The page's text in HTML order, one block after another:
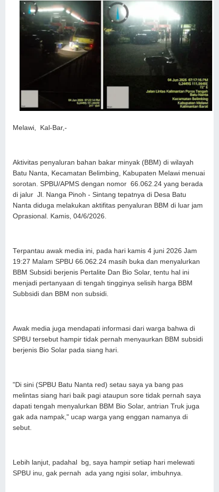
Melawi, Kal-Bar,-
Aktivitas penyaluran bahan bakar minyak (BBM) di wilayah
Batu Nanta, Kecamatan Belimbing, Kabupaten Melawi menuai
sorotan. SPBU/APMS dengan nomor 66.062.24 yang berada
di jalur Jl. Nanga Pinoh - Sintang tepatnya di Desa Batu
Nanta diduga melakukan aktifitas penyaluran BBM di luar jam
Oprasional. Kamis, 04/6/2026.
Terpantau awak media ini, pada hari kamis 4 juni 2026 Jam
19:27 Malam SPBU 66.062.24 masih buka dan menyalurkan
BBM Subsidi berjenis Pertalite Dan Bio Solar, tentu hal ini
menjadi pertanyaan di tengah tingginya selisih harga BBM
Subbsidi dan BBM non subsidi.
Awak media juga mendapati informasi dari warga bahwa di
SPBU tersebut hampir tidak pernah menyaurkan BBM subsidi
berjenis Bio Solar pada siang hari.
"Di sini (SPBU Batu Nanta red) setau saya ya bang pas
melintas siang hari baik pagi ataupun sore tidak pernah saya
dapati tengah menyalurkan BBM Bio Solar, antrian Truk juga
gak ada nampak," ucap warga yang enggan namanya di
sebut.
Lebih lanjut, padahal bg, saya hampir setiap hari melewati
SPBU inu, gak pernah ada yang ngisi solar, imbuhnya.